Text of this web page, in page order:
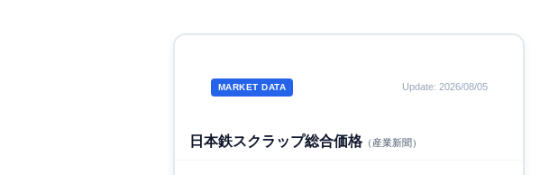
MARKET DATA Update: 2026/08/05
日本鉄スクラップ総合価格（産業新聞）